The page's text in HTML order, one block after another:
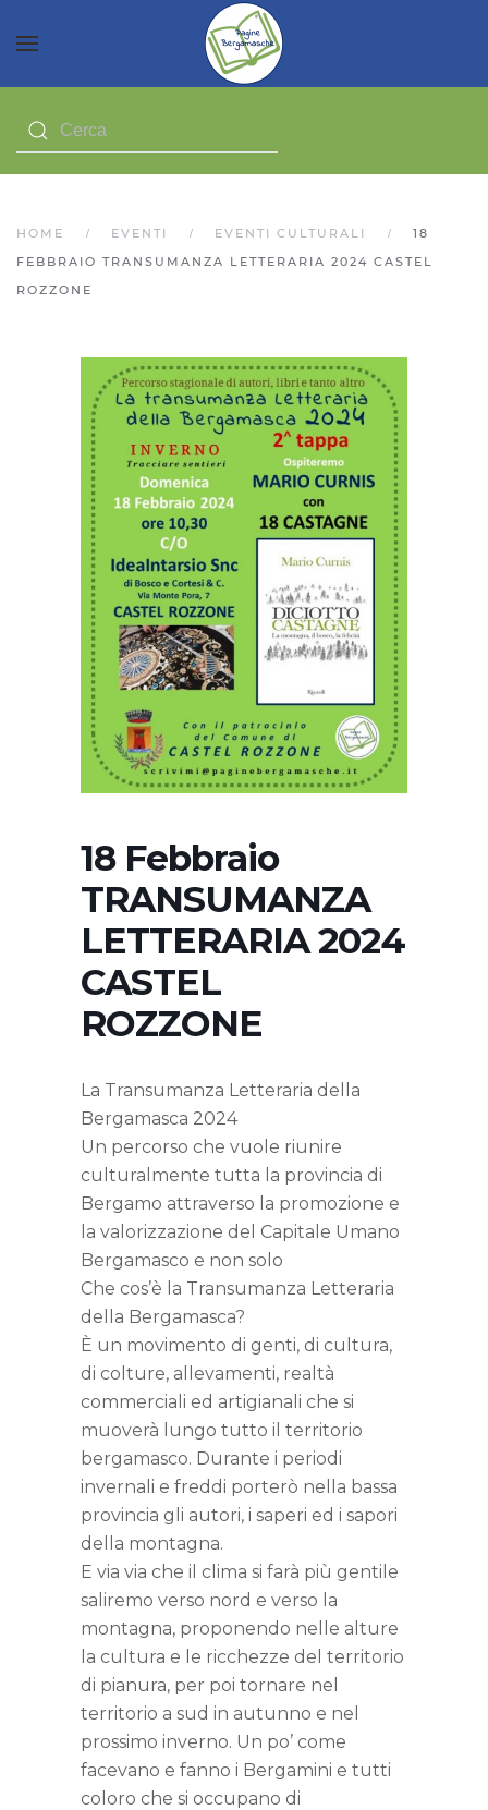
HOME EVENTI EVENTI CULTURALI
18
FEBBRAIO TRANSUMANZA LETTERARIA 2024 CASTEL
ROZZONE
18 Febbraio
TRANSUMANZA
LETTERARIA 2024
CASTEL
ROZZONE
La Transumanza Letteraria della
Bergamasca 2024
Un percorso che vuole riunire
culturalmente tutta la provincia di
Bergamo attraverso la promozione e
la valorizzazione del Capitale Umano
Bergamasco e non solo
Che cos’è la Transumanza Letteraria
della Bergamasca?
È un movimento di genti, di cultura,
di colture, allevamenti, realtà
commerciali ed artigianali che si
muoverà lungo tutto il territorio
bergamasco. Durante i periodi
invernali e freddi porterò nella bassa
provincia gli autori, i saperi ed i sapori
della montagna.
E via via che il clima si farà più gentile
saliremo verso nord e verso la
montagna, proponendo nelle alture
la cultura e le ricchezze del territorio
di pianura, per poi tornare nel
territorio a sud in autunno e nel
prossimo inverno. Un po’ come
facevano e fanno i Bergamini e tutti
coloro che si occupano di